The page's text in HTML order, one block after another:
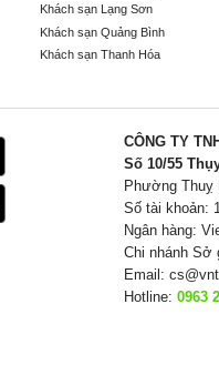
Khách sạn Lạng Sơn
Khách sạn Quảng Bình
Khách sạn Thanh Hóa
CÔNG TY
Số 10/55
Phường Thuỵ
Số tài khoản:
Ngân hàng:
Chi nhánh Sở
Email:
Hotline: 0963